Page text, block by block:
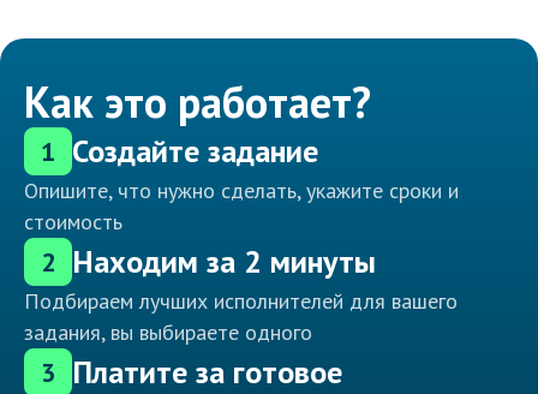
Как это работает?
1 Создайте задание
Опишите, что нужно сделать, укажите сроки и
стоимость
2 Находим за 2 минуты
Подбираем лучших исполнителей для вашего
задания, вы выбираете одного
3 Платите за готовое